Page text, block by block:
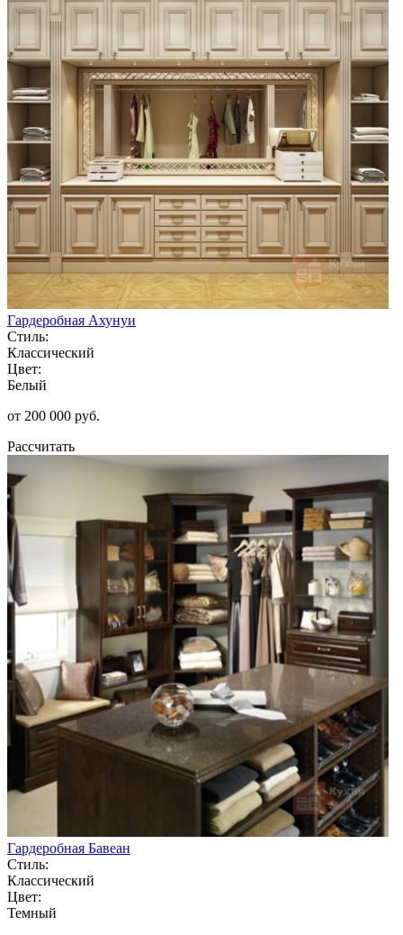
Гардеробная Ахунуи
Стиль:
Классический
Цвет:
Белый
от 200 000 руб.
Рассчитать
Гардеробная Бавеан
Стиль:
Классический
Цвет:
Темный